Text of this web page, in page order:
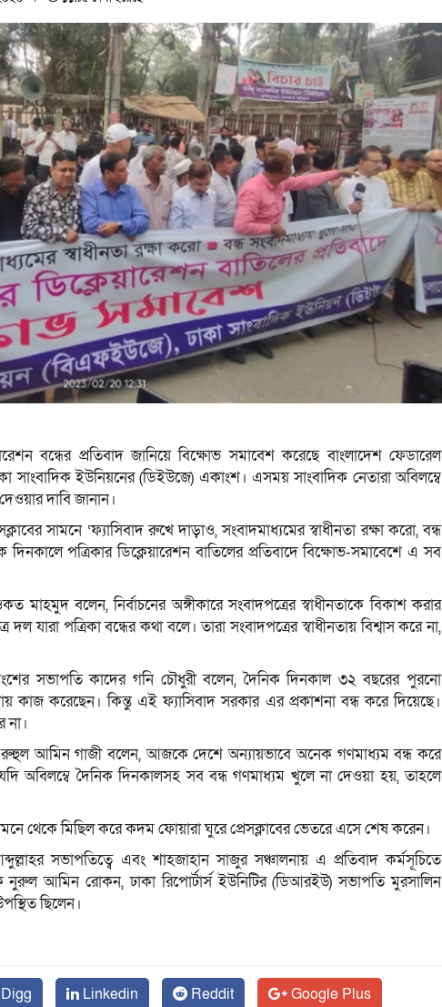
বন্ধের প্রতিবাদ জানিয়ে বিক্ষোভ সমাবেশ করেছে বাংলাদেশ ফেডারেল
সাংবাদিক ইউনিয়নের (ডিইউজে) একাংশ। এসময় সাংবাদিক নেতারা অবিলম্বে
দাবি জানান।
সামনে ‘ফ্যাসিবাদ রুখে দাড়াও, সংবাদমাধ্যমের স্বাধীনতা রক্ষা করো, বন্ধ
পত্রিকার ডিক্লেয়ারেশন বাতিলের প্রতিবাদে বিক্ষোভ-সমাবেশে এ সব
মাহমুদ বলেন, নির্বাচনের অঙ্গীকারে সংবাদপত্রের স্বাধীনতাকে বিকাশ করার
যারা পত্রিকা বন্ধের কথা বলে। তারা সংবাদপত্রের স্বাধীনতায় বিশ্বাস করে না,
সভাপতি কাদের গনি চৌধুরী বলেন, দৈনিক দিনকাল ৩২ বছরের পুরনো
কাজ করেছেন। কিন্তু এই ফ্যাসিবাদ সরকার এর প্রকাশনা বন্ধ করে দিয়েছে।
না।
আমিন গাজী বলেন, আজকে দেশে অন্যায়ভাবে অনেক গণমাধ্যম বন্ধ করে
অবিলম্বে দৈনিক দিনকালসহ সব বন্ধ গণমাধ্যম খুলে না দেওয়া হয়, তাহলে
থেকে মিছিল করে কদম ফোয়ারা ঘুরে প্রেসক্লাবের ভেতরে এসে শেষ করেন।
সভাপতিত্বে এবং শাহজাহান সাজুর সঞ্চালনায় এ প্রতিবাদ কর্মসূচিতে
আমিন রোকন, ঢাকা রিপোর্টার্স ইউনিটির (ডিআরইউ) সভাপতি মুরসালিন
ছিলেন।
Digg Linkedin Reddit
Google Plus